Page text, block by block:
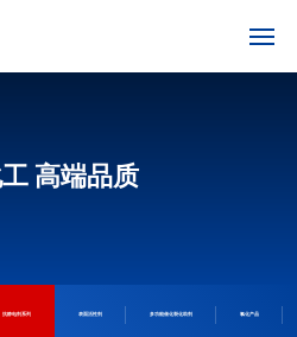
高端品质
抗静电剂系列 表面活性剂 多功能催化裂化助剂 氯化产品